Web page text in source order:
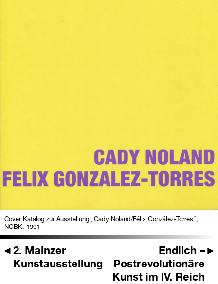
Cover Katalog zur Ausstellung „Cady Noland/Félix González-Torres“,
NGBK, 1991
◄2. Mainzer
Kunstausstellung
►
Endlich –
Postrevolutionäre
Kunst im IV. Reich